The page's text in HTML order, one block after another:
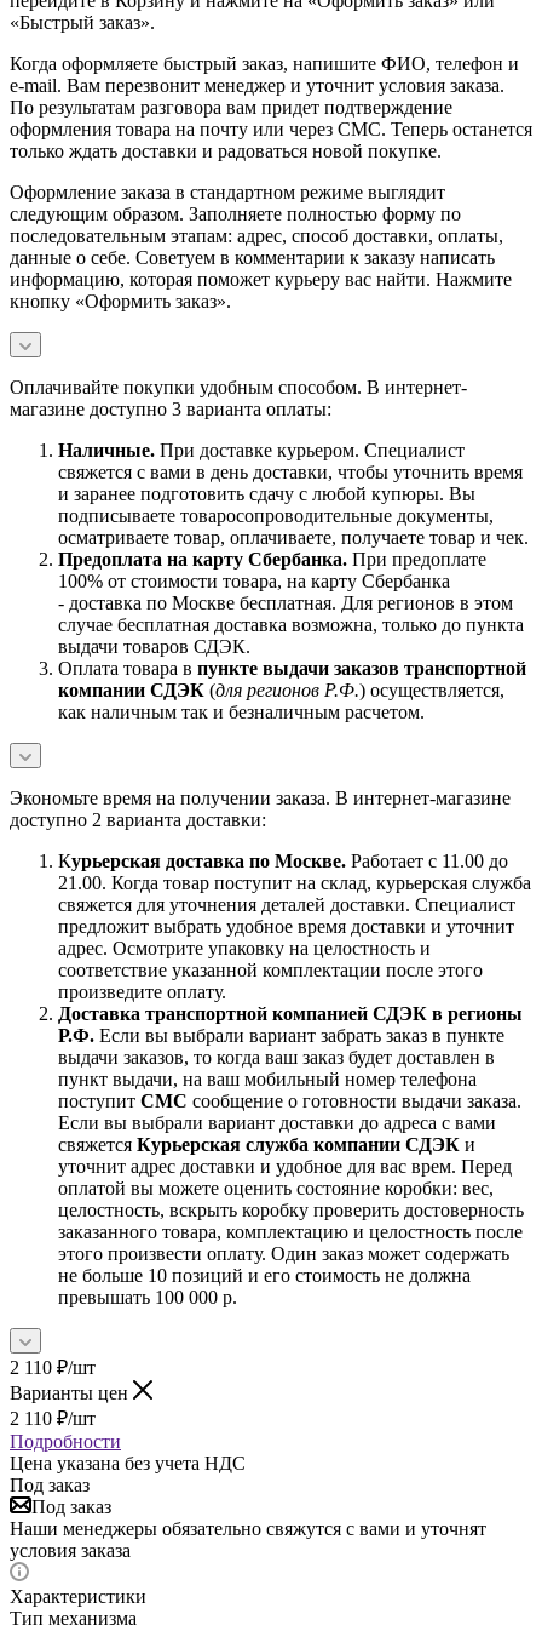
«Быстрый заказ».
Когда оформляете быстрый заказ, напишите ФИО, телефон и
e-mail. Вам перезвонит менеджер и уточнит условия заказа.
По результатам разговора вам придет подтверждение
оформления товара на почту или через СМС. Теперь останется
только ждать доставки и радоваться новой покупке.
Оформление заказа в стандартном режиме выглядит
следующим образом. Заполняете полностью форму по
последовательным этапам: адрес, способ доставки, оплаты,
данные о себе. Советуем в комментарии к заказу написать
информацию, которая поможет курьеру вас найти. Нажмите
кнопку «Оформить заказ».
Оплачивайте покупки удобным способом. В интернет-
магазине доступно 3 варианта оплаты:
Наличные. При доставке курьером. Специалист
свяжется с вами в день доставки, чтобы уточнить время
и заранее подготовить сдачу с любой купюры. Вы
подписываете товаросопроводительные документы,
осматриваете товар, оплачиваете, получаете товар и чек.
Предоплата на карту Сбербанка. При предоплате
100% от стоимости товара, на карту Сбербанка
- доставка по Москве бесплатная. Для регионов в этом
случае бесплатная доставка возможна, только до пункта
выдачи товаров СДЭК.
Оплата товара в пункте выдачи заказов транспортной
компании СДЭК (для регионов Р.Ф.) осуществляется,
как наличным так и безналичным расчетом.
Экономьте время на получении заказа. В интернет-магазине
доступно 2 варианта доставки:
Курьерская доставка по Москве. Работает с 11.00 до
21.00. Когда товар поступит на склад, курьерская служба
свяжется для уточнения деталей доставки. Специалист
предложит выбрать удобное время доставки и уточнит
адрес. Осмотрите упаковку на целостность и
соответствие указанной комплектации после этого
произведите оплату.
Доставка транспортной компанией СДЭК в регионы
Р.Ф. Если вы выбрали вариант забрать заказ в пункте
выдачи заказов, то когда ваш заказ будет доставлен в
пункт выдачи, на ваш мобильный номер телефона
поступит СМС сообщение о готовности выдачи заказа.
Если вы выбрали вариант доставки до адреса с вами
свяжется Курьерская служба компании СДЭК и
уточнит адрес доставки и удобное для вас врем. Перед
оплатой вы можете оценить состояние коробки: вес,
целостность, вскрыть коробку проверить достоверность
заказанного товара, комплектацию и целостность после
этого произвести оплату. Один заказ может содержать
не больше 10 позиций и его стоимость не должна
превышать 100 000 р.
2 110 ₽/шт
Варианты цен
2 110 ₽/шт
Подробности
Цена указана без учета НДС
Под заказ
Под заказ
Наши менеджеры обязательно свяжутся с вами и уточнят
условия заказа
Характеристики
Тип механизма